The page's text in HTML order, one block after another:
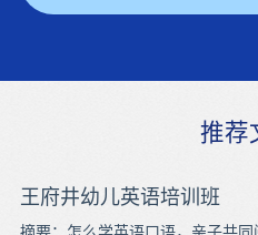
推荐
王府井幼儿英语培训班